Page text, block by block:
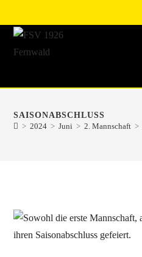
SAISONABSCHLUSS
> 2024 > Juni > 2. Mannschaft >